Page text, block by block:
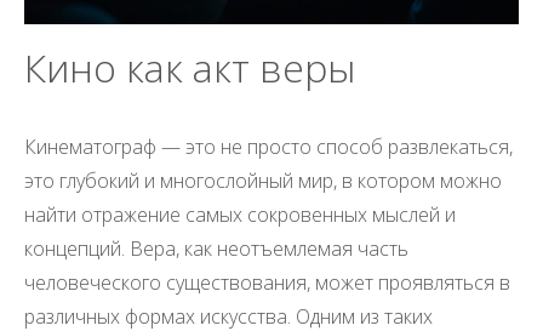
Кино как акт веры
Кинематограф — это не просто способ развлекаться,
это глубокий и многослойный мир, в котором можно
найти отражение самых сокровенных мыслей и
концепций. Вера, как неотъемлемая часть
человеческого существования, может проявляться в
различных формах искусства. Одним из таких